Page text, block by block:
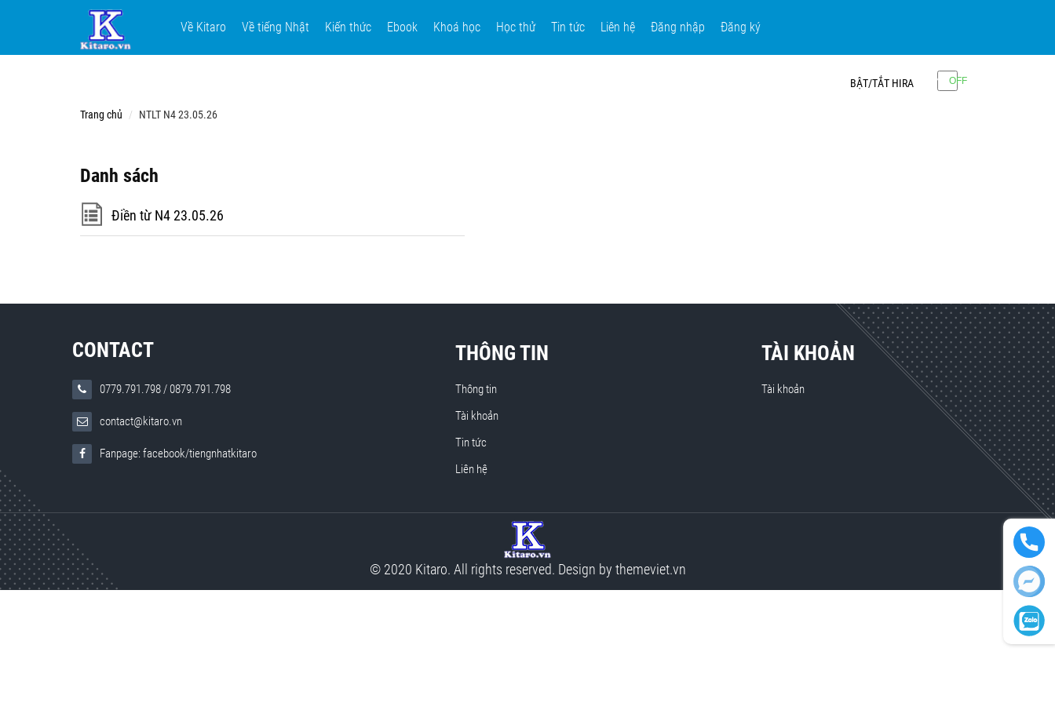
Về Kitaro Về tiếng Nhật Kiến thức Ebook Khoá học Học thử Tin tức Liên hệ Đăng nhập Đăng ký
BẬT/TẮT HIRA
Trang chủ NTLT N4 23.05.26
Danh sách
Điền từ N4 23.05.26
CONTACT
0779.791.798/0879.791.798
contact@kitaro.vn
Fanpage: facebook/tiengnhatkitaro
THÔNG TIN
Thông tin
Tài khoản
Tin tức
Liên hệ
TÀI KHOẢN
Tài khoản
© 2020 Kitaro. All rights reserved. Design by themeviet.vn